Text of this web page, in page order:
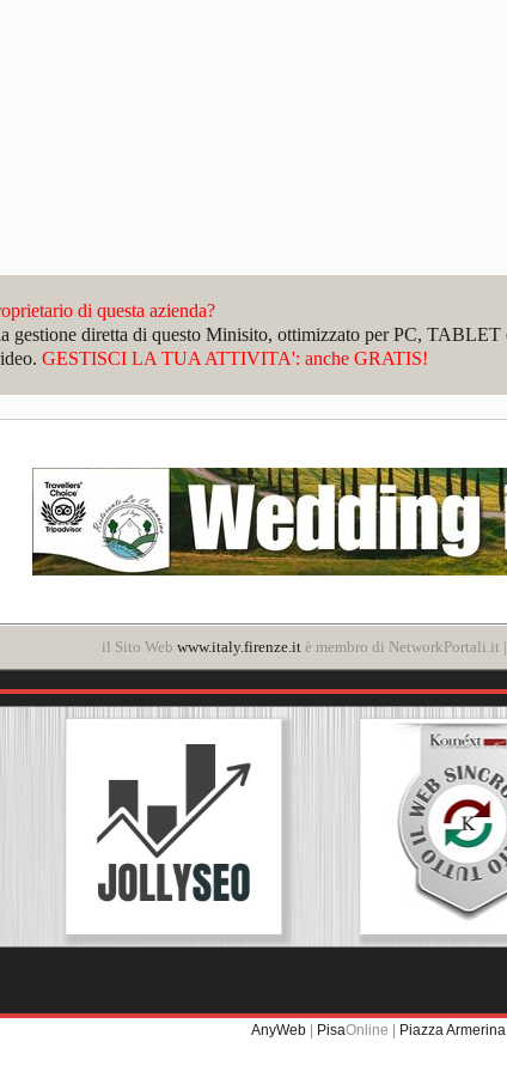
di questa azienda?
gestione diretta di questo Minisito, ottimizzato per PC,
GESTISCI LA TUA ATTIVITA': anche GRATIS!
il Sito Web www.italy.firenze.itè membro di NetworkPortali.it
AnyWeb | PisaOnline | Piazza Armerina